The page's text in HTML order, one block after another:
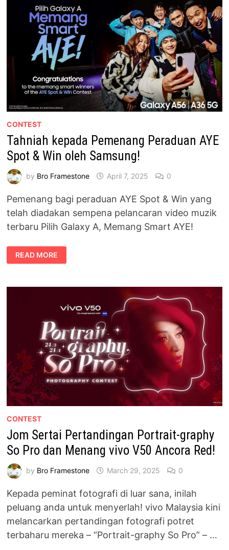
DRIVE
YOUR
DREAM”
CONTEST
Tahniah kepada Pemenang Peraduan AYE
Spot & Win oleh Samsung!
by Bro Framestone April 7, 2025 0
Pemenang bagi peraduan AYE Spot & Win yang
telah diadakan sempena pelancaran video muzik
terbaru Pilih Galaxy A, Memang Smart AYE!
TAHNIAH
KEPADA
PEMENANG
SPOT
READ MORE
CONTEST
Jom Sertai Pertandingan Portrait-graphy
So Pro dan Menang vivo V50 Ancora Red!
by Bro Framestone March 29, 2025 0
Kepada peminat fotografi di luar sana, inilah
peluang anda untuk menyerlah! vivo Malaysia kini
melancarkan pertandingan fotografi potret
terbaharu mereka – “Portrait-graphy So Pro” – …